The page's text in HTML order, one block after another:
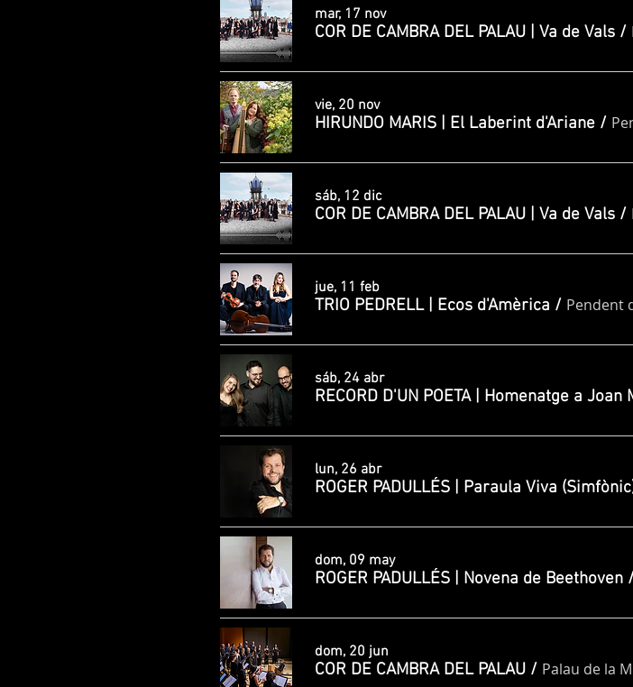
mar, 17 nov
COR DE CAMBRA DEL PALAU | Va de Vals /
vie, 20 nov
HIRUNDO MARIS | El Laberint d'Ariane /
sáb, 12 dic
COR DE CAMBRA DEL PALAU | Va de Vals /
jue, 11 feb
TRIO PEDRELL | Ecos d'Amèrica / Pendent
sáb, 24 abr
RECORD D'UN POETA | Homenatge a
lun, 26 abr
ROGER PADULLÉS | Paraula Viva
dom, 09 may
ROGER PADULLÉS | Novena de Beethoven /
dom, 20 jun
COR DE CAMBRA DEL PALAU / Palau de la